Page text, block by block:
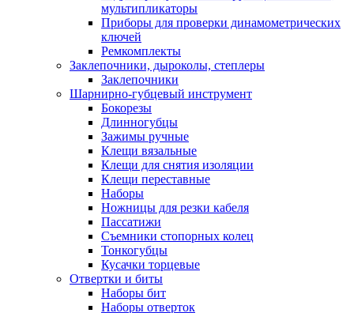
мультипликаторы
Приборы для проверки динамометрических
ключей
Ремкомплекты
Заклепочники, дыроколы, степлеры
Заклепочники
Шарнирно-губцевый инструмент
Бокорезы
Длинногубцы
Зажимы ручные
Клещи вязальные
Клещи для снятия изоляции
Клещи переставные
Наборы
Ножницы для резки кабеля
Пассатижи
Съемники стопорных колец
Тонкогубцы
Кусачки торцевые
Отвертки и биты
Наборы бит
Наборы отверток